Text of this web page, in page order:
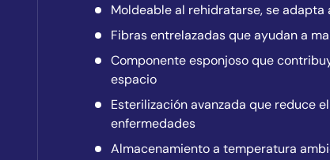
Moldeable al rehidratarse, se
Fibras entrelazadas que ayudan a
Componente esponjoso que
espacio
Esterilización avanzada que reduce
enfermedades
Almacenamiento a temperatura